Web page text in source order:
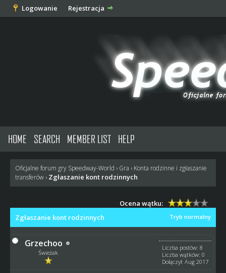
Logowanie Rejestracja
HOME SEARCH MEMBER LIST HELP
Oficjalne forum gry Speedway-World › Gra › Konta rodzinne i zgłaszanie
transferów › Zgłaszanie kont rodzinnych
Ocena wątku:
Tryb normalny
Zgłaszanie kont rodzinnych
Grzechoo
Świeżak
Liczba postów: 8
Liczba wątków: 0
Dołączył: Aug 2017